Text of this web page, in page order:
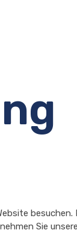
besuchen.
Sie